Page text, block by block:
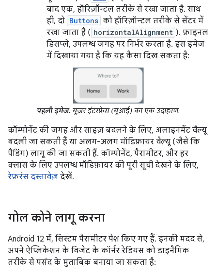
बाद एक, हॉरिज़ॉन्टल तरीके से रखा जाता है. साथ
ही, दो Buttons को हॉरिज़ॉन्टल तरीके से सेंटर में
रखा जाता है ( horizontalAlignment ). फ़ाइनल
डिसप्ले, उपलब्ध जगह पर निर्भर करता है. इस इमेज
में दिखाया गया है कि यह कैसा दिख सकता है:
पहली इमेज. यूज़र इंटरफ़ेस (यूआई) का एक उदाहरण.
कॉम्पोनेंट की जगह और साइज़ बदलने के लिए, अलाइनमेंट वैल्यू
बदली जा सकती हैं या अलग-अलग मॉडिफ़ायर वैल्यू (जैसे कि
पैडिंग) लागू की जा सकती हैं. कॉम्पोनेंट, पैरामीटर, और हर
क्लास के लिए उपलब्ध मॉडिफ़ायर की पूरी सूची देखने के लिए,
रेफ़रंस दस्तावेज़ देखें.
गोल कोने लागू करना
Android 12 में, सिस्टम पैरामीटर पेश किए गए हैं. इनकी मदद से,
अपने ऐप्लिकेशन के विजेट के कॉर्नर रेडियस को डाइनैमिक
तरीके से पसंद के मुताबिक बनाया जा सकता है: